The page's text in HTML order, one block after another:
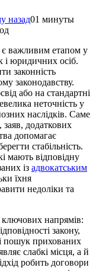
назад01 минуты
є важливим етапом у
і юридичних осіб.
законність
законодавству.
або на стандартні
неточність у
наслідків. Саме
заяв, додаткових
допомагає
стабільність.
мають відповідну
із адвокатським
їхня
недоліки та
напрямів:
закону,
пошук прихованих
слабкі місця, а й
робить договори